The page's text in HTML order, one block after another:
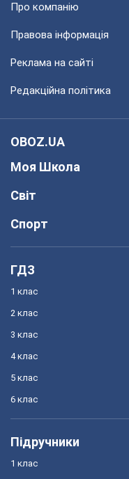
Про компанію
Правова інформація
Реклама на сайті
Редакційна політика
OBOZ.UA
Моя Школа
Світ
Спорт
ГДЗ
1 клас
2 клас
3 клас
4 клас
5 клас
6 клас
Підручники
1 клас